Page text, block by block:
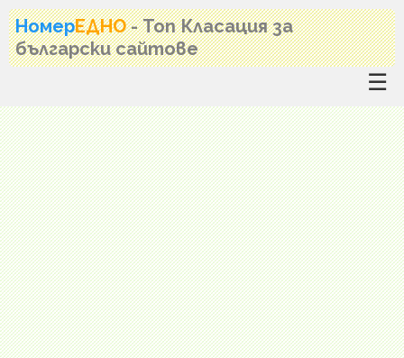
НомерЕДНО - Топ Класация за
български сайтове
☰